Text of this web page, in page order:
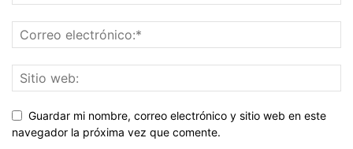
Guardar mi nombre, correo electrónico y sitio web en este
navegador la próxima vez que comente.